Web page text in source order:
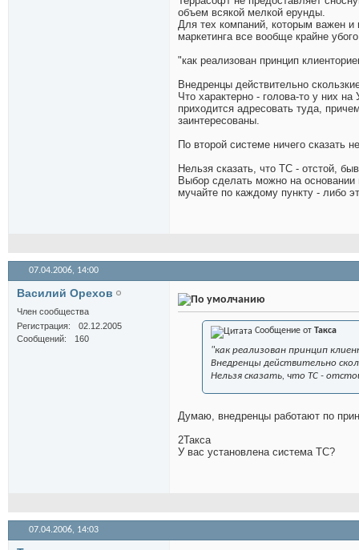
объем всякой мелкой ерунды.
Для тех компаний, которым важен и
маркетинга все вообще крайне
"как реализован принцип
Внедренцы действительно
Что характерно - голова-то у них
приходится адресовать туда,
заинтересованы.
По второй системе ничего сказать
Нельзя сказать, что ТС - отстой,
Выбор сделать можно на
мучайте по каждому пункту - либо
07.04.2006, 14:00
Василий Орехов
Член сообщества
Регистрация
02.12.2005
Сообщений
160
Сообщение от Такса
"как реализован принцип
Внедренцы действительно
Нельзя сказать, что ТС -
Думаю, внедренцы работают по
2Такса
У вас установлена система ТС?
07.04.2006, 14:03